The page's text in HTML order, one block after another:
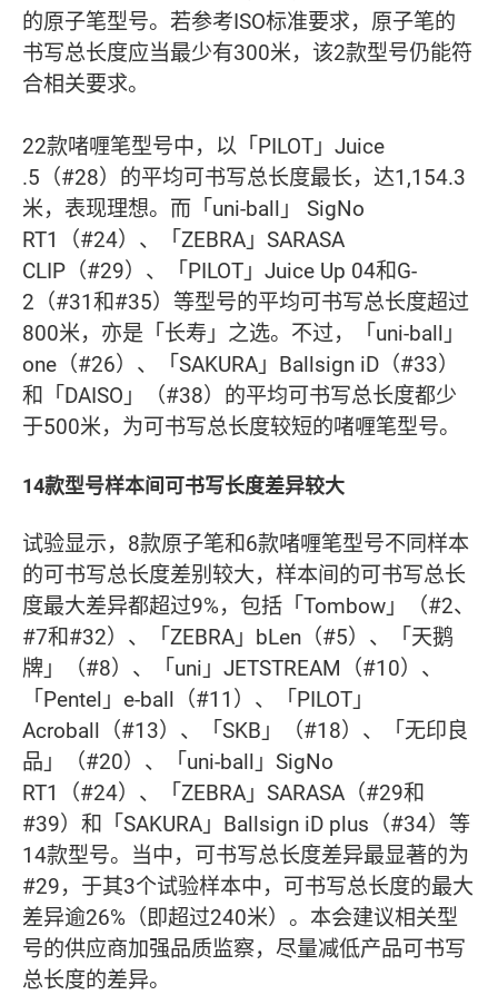
的原子笔型号。若参考ISO标准要求，原子笔的
书写总长度应当最少有300米，该2款型号仍能符
合相关要求。
22款啫喱笔型号中，以「PILOT」Juice
.5（#28）的平均可书写总长度最长，达1,154.3
米，表现理想。而「uni-ball」 SigNo
RT1（#24）、「ZEBRA」SARASA
CLIP（#29）、「PILOT」Juice Up 04和G-
2（#31和#35）等型号的平均可书写总长度超过
800米，亦是「长寿」之选。不过，「uni-ball」
one（#26）、「SAKURA」Ballsign iD（#33）
和「DAISO」（#38）的平均可书写总长度都少
于500米，为可书写总长度较短的啫喱笔型号。
14款型号样本间可书写长度差异较大
试验显示，8款原子笔和6款啫喱笔型号不同样本
的可书写总长度差别较大，样本间的可书写总长
度最大差异都超过9%，包括「Tombow」（#2、
#7和#32）、「ZEBRA」bLen（#5）、「天鹅
牌」（#8）、「uni」JETSTREAM（#10）、
「Pentel」e-ball（#11）、「PILOT」
Acroball（#13）、「SKB」（#18）、「无印良
品」（#20）、「uni-ball」SigNo
RT1（#24）、「ZEBRA」SARASA（#29和
#39）和「SAKURA」Ballsign iD plus（#34）等
14款型号。当中，可书写总长度差异最显著的为
#29，于其3个试验样本中，可书写总长度的最大
差异逾26%（即超过240米）。本会建议相关型
号的供应商加强品质监察，尽量减低产品可书写
总长度的差异。